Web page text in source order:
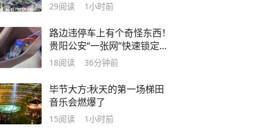
29阅读 1小时前
路边违停车上有个奇怪东西！
贵阳公安“一张网”快速锁定嫌
疑人
18阅读 36分钟前
毕节大方:秋天的第一场梯田
音乐会燃爆了
15阅读 1小时前